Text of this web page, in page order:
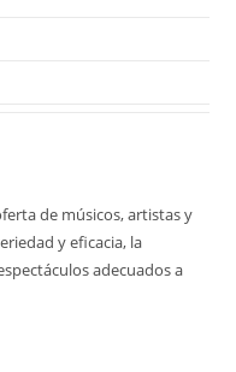
de músicos, artistas y
y eficacia, la
adecuados a